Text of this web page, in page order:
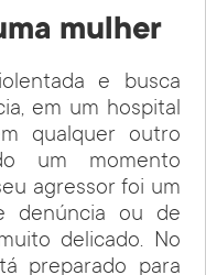
mulher
e busca
em um hospital
qualquer outro
um momento
agressor foi um
denúncia ou de
delicado. No
preparado para